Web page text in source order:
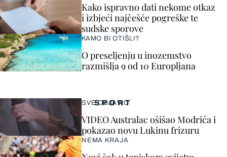
SPORT
SVE OBJAVIO
VIDEO Australac ošišao Modrića i
pokazao novu Lukinu frizuru
NEMA KRAJA
Kako ispravno dati nekome otkaz
i izbjeći najčešće pogreške te
sudske sporove
KAMO BI OTIŠLI?
O preseljenju u inozemstvo
razmišlja 9 od 10 Europljana